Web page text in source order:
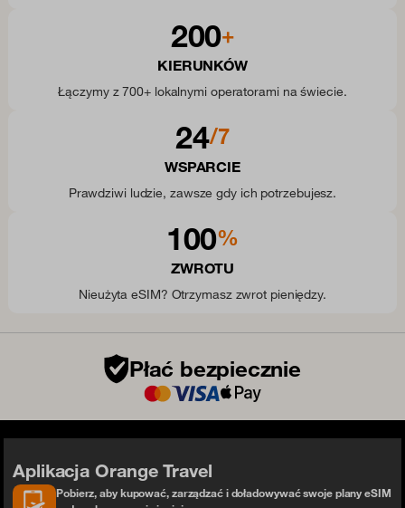
200+
KIERUNKÓW
Łączymy z 700+ lokalnymi operatorami na świecie.
24/7
WSPARCIE
Prawdziwi ludzie, zawsze gdy ich potrzebujesz.
100%
ZWROTU
Nieużyta eSIM? Otrzymasz zwrot pieniędzy.
Płać bezpiecznie
Aplikacja Orange Travel
Pobierz, aby kupować, zarządzać i doładowywać swoje plany eSIM